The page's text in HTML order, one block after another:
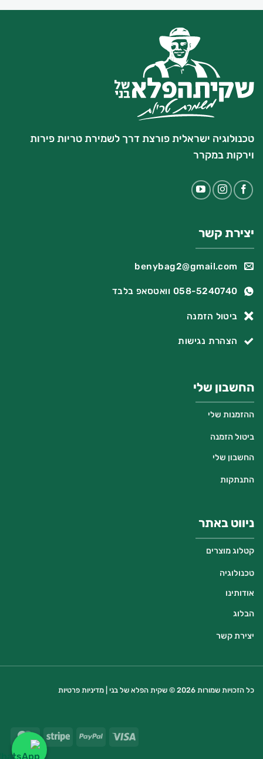
טכנולוגיה ישראלית פורצת דרך לשמירת טריות פירות
וירקות במקרר
יצירת קשר
benybag2@gmail.com
058-5240740 וואטסאפ בלבד
ביטול הזמנה
הצהרת נגישות
החשבון שלי
ההזמנות שלי
ביטול הזמנה
החשבון שלי
התנתקות
ניווט באתר
קטלוג מוצרים
טכנולוגיה
אודותינו
הבלוג
יצירת קשר
כל הזכויות שמורות 2026 © שקית הפלא של בני | מדיניות פרטיות
Visa
PayPal
Stripe